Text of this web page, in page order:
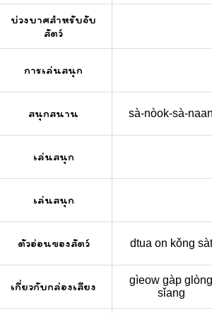
บ่วงบาศสำหรับจับ
สัตว์
การเล่นสนุก
สนุกสนาน sà-nòok-sà-
เล่นสนุก
เล่นสนุก
ตัวอ่อนของสัตว์ dtua on kǒng sàt
เกี่ยวกับกล่องเสียง
gìeow gàp glòng
sǐang